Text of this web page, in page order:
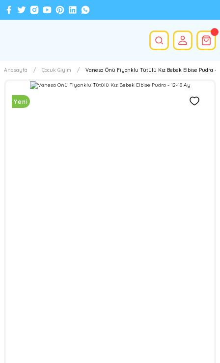
Anasayfa Çocuk Giyim Vanesa Önü Fiyonklu Tütülü Kız Bebek Elbise Pudra -
Yeni